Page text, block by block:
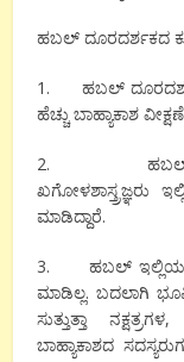
ಹಬಲ್ ದೂರದರ್ಶಕದ
1.ಹಬಲ್
ಹೆಚ್ಚು ಬಾಹ್ಯಾಕಾಶ
2.
ಖಗೋಳಶಾಸ್ತ್ರಜ್ಞರು
ಮಾಡಿದ್ದಾರೆ.
3. ಹಬಲ್
ಮಾಡಿಲ್ಲ.ಬದಲಾಗಿ
ಸುತ್ತುತ್ತಾ
ನಕ್ಷತ್ರಗಳ,
ಬಾಹ್ಯಾಕಾಶದ